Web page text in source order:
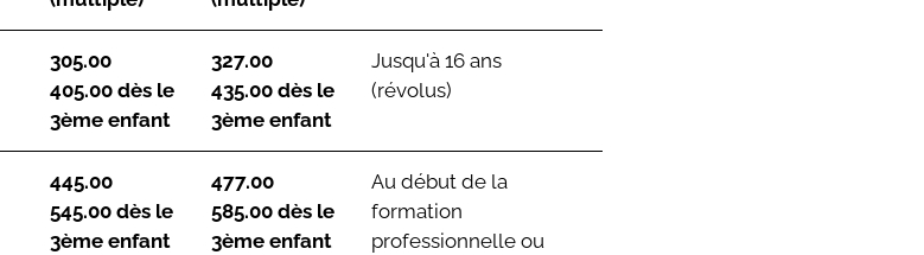
305.00
405.00 dès le
3ème enfant
327.00
435.00 dès le
3ème enfant
Jusqu'à 16 ans
(révolus)
445.00
545.00 dès le
3ème enfant
477.00
585.00 dès le
3ème enfant
Au début de la
formation
professionnelle ou